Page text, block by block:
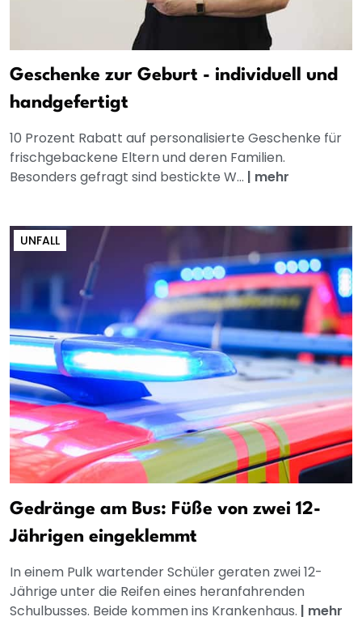
Geschenke zur Geburt - individuell und
handgefertigt
10 Prozent Rabatt auf personalisierte Geschenke für
frischgebackene Eltern und deren Familien.
Besonders gefragt sind bestickte W... | mehr
UNFALL
Gedränge am Bus: Füße von zwei 12-
Jährigen eingeklemmt
In einem Pulk wartender Schüler geraten zwei 12-
Jährige unter die Reifen eines heranfahrenden
Schulbusses. Beide kommen ins Krankenhaus. | mehr